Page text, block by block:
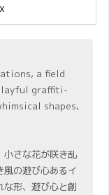
a field
graffiti-
shapes,
小さな花が咲き乱
風の遊び心あるイ
な形、遊び心と創